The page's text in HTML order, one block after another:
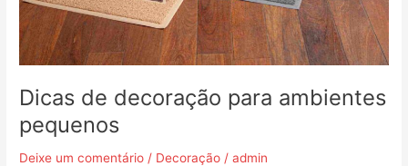
Dicas de decoração para ambientes
pequenos
Deixe um comentário / Decoração /admin